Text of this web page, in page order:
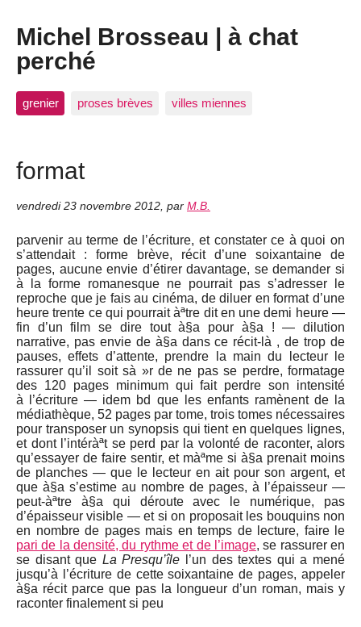
Michel Brosseau | à chat
perché
grenier proses brèves villes miennes
format
vendredi 23 novembre 2012, par M.B.
parvenir au terme de l’écriture, et constater ce à quoi on
s’attendait : forme brève, récit d’une soixantaine de
pages, aucune envie d’étirer davantage, se demander si
à la forme romanesque ne pourrait pas s’adresser le
reproche que je fais au cinéma, de diluer en format d’une
heure trente ce qui pourrait àªtre dit en une demi heure —
fin d’un film se dire tout à§a pour à§a ! — dilution
narrative, pas envie de à§a dans ce récit-là , de trop de
pauses, effets d’attente, prendre la main du lecteur le
rassurer qu’il soit sà »r de ne pas se perdre, formatage
des 120 pages minimum qui fait perdre son intensité
à l’écriture — idem bd que les enfants ramènent de la
médiathèque, 52 pages par tome, trois tomes nécessaires
pour transposer un synopsis qui tient en quelques lignes,
et dont l’intéràªt se perd par la volonté de raconter, alors
qu’essayer de faire sentir, et màªme si à§a prenait moins
de planches — que le lecteur en ait pour son argent, et
que à§a s’estime au nombre de pages, à l’épaisseur —
peut-àªtre à§a qui déroute avec le numérique, pas
d’épaisseur visible — et si on proposait les bouquins non
en nombre de pages mais en temps de lecture, faire le
pari de la densité, du rythme et de l’image, se rassurer en
se disant que La Presqu’île l’un des textes qui a mené
jusqu’à l’écriture de cette soixantaine de pages, appeler
à§a récit parce que pas la longueur d’un roman, mais y
raconter finalement si peu